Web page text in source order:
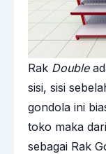
Rak Double
sisi, sisi
gondola ini
toko maka
sebagai Rak